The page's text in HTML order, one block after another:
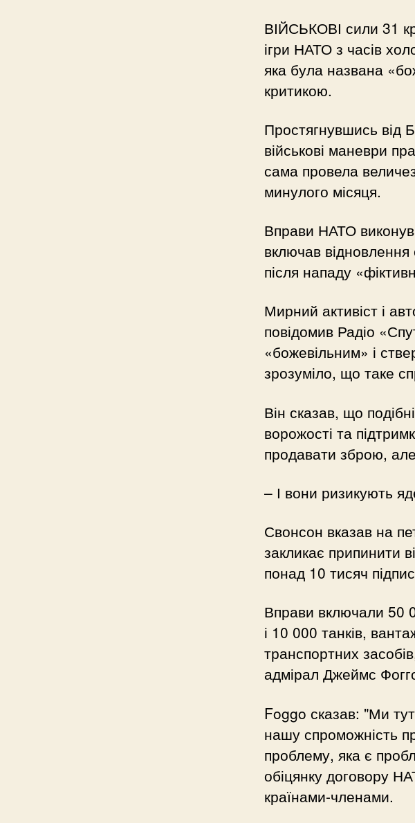
ВІЙСЬКОВІ сили 31
ігри НАТО з часів
яка була названа
критикою.
Простягнувшись від
військові маневри
сама провела
минулого місяця.
Вправи НАТО
включав відновлення
після нападу
Мирний активіст і
повідомив Радіо
«божевільним» і
зрозуміло, що таке
Він сказав, що
ворожості та
продавати зброю,
– І вони ризикують
Свонсон вказав на
закликає припинити
понад 10 тисяч
Вправи включали 50
і 10 000 танків,
транспортних
адмірал Джеймс
Foggo сказав: "Ми
нашу спроможність
проблему, яка є
обіцянку договору
країнами-членами.